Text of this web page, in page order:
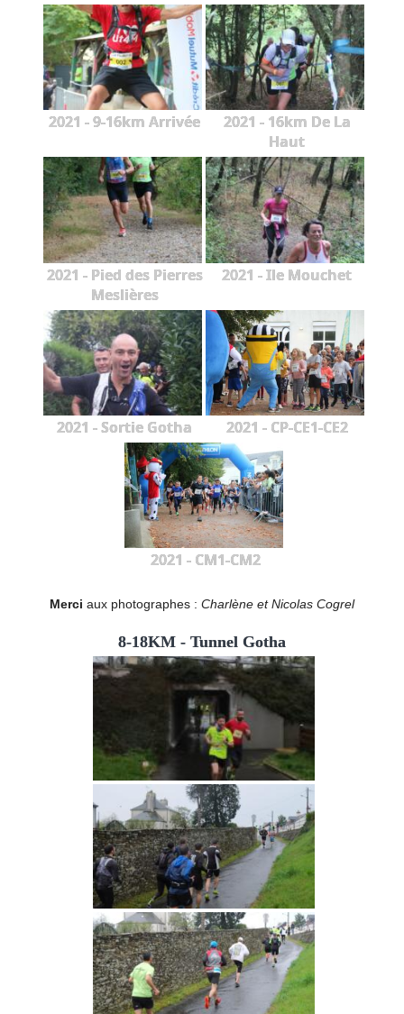
2021 - 9-16km Arrivée
2021 - 16km De La
Haut
2021 - Pied des Pierres
Meslières
2021 - Ile Mouchet
2021 - Sortie Gotha 2021 - CP-CE1-CE2
2021 - CM1-CM2
Merci aux photographes : Charlène et Nicolas Cogrel
8-18KM - Tunnel Gotha